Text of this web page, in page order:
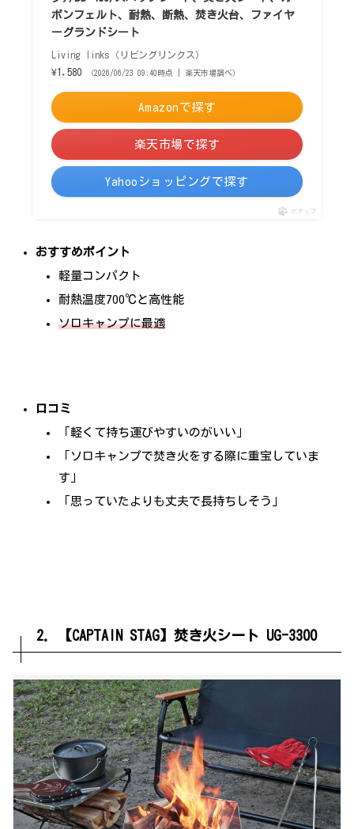
ボンフェルト、耐熱、断熱、焚き火台、ファイヤ
ーグランドシート
Living links（リビングリンクス）
¥1,580
（2026/06/23 09:40時点 | 楽天市場調べ）
Amazonで探す
楽天市場で探す
Yahooショッピングで探す
ポチップ
おすすめポイント
軽量コンパクト
耐熱温度700℃と高性能
ソロキャンプに最適
口コミ
「軽くて持ち運びやすいのがいい」
「ソロキャンプで焚き火をする際に重宝していま
す」
「思っていたよりも丈夫で長持ちしそう」
2. 【CAPTAIN STAG】焚き火シート UG-3300